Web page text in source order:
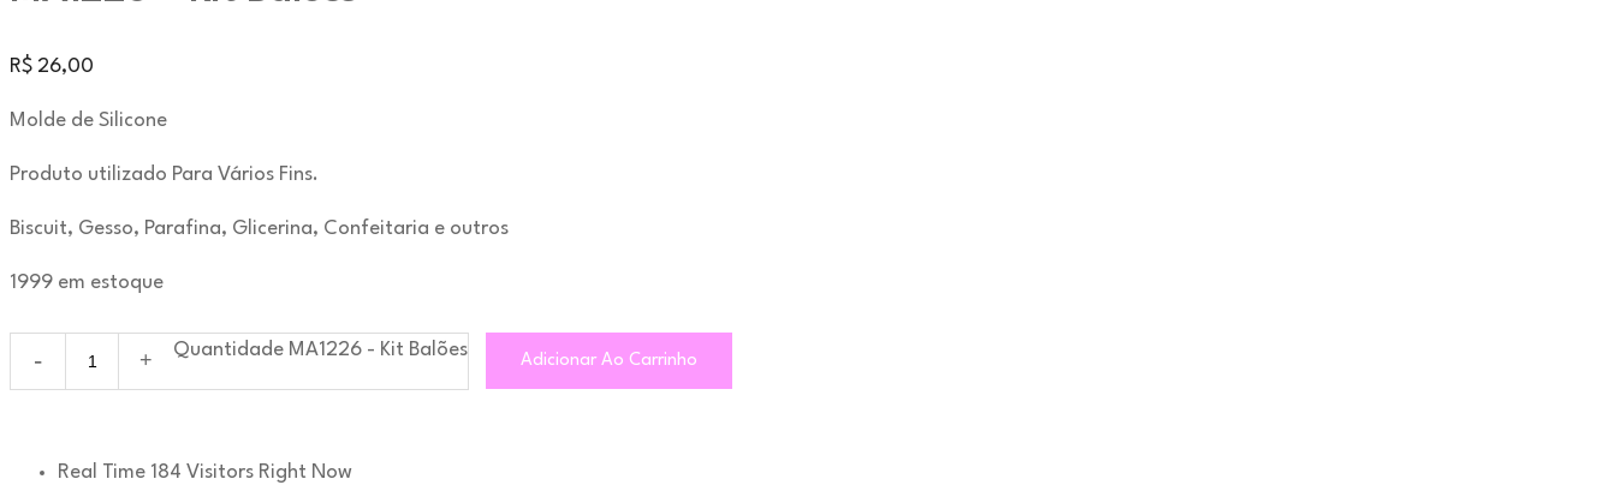
R$ 26,00
Molde de Silicone
Produto utilizado Para Vários Fins.
Biscuit, Gesso, Parafina, Glicerina, Confeitaria e outros
1999 em estoque
Quantidade MA1226 - Kit Balões
Adicionar Ao Carrinho
Real Time 184 Visitors Right Now